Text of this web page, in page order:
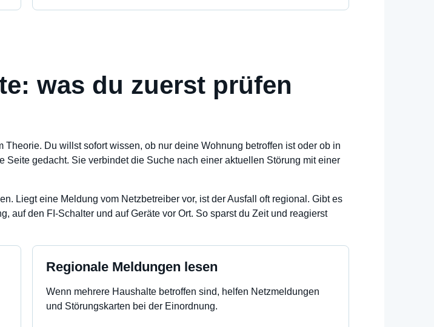
was du zuerst prüfen
Du willst sofort wissen, ob nur deine Wohnung betroffen ist oder ob in
gedacht. Sie verbindet die Suche nach einer aktuellen Störung mit einer
Liegt eine Meldung vom Netzbetreiber vor, ist der Ausfall oft regional. Gibt es
auf den FI-Schalter und auf Geräte vor Ort. So sparst du Zeit und reagierst
Regionale Meldungen lesen
Wenn mehrere Haushalte betroffen sind, helfen Netzmeldungen
und Störungskarten bei der Einordnung.